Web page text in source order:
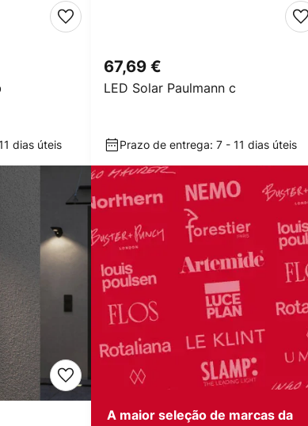
dias úteis
LED Solar Paulmann c
67,69 €
Prazo de entrega: 7 - 11 dias úteis
A maior seleção de marcas da